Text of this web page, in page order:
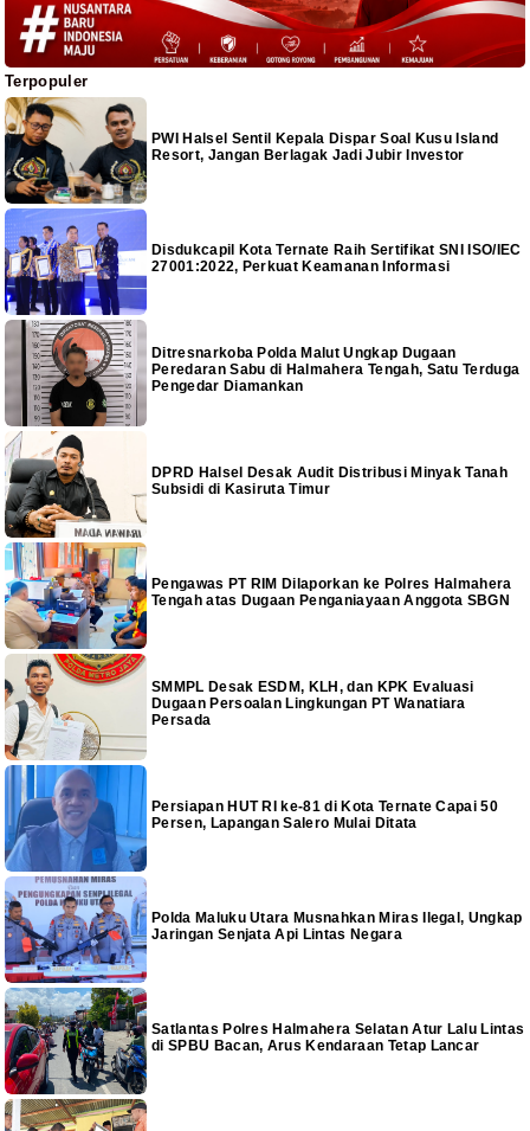
Terpopuler
PWI Halsel Sentil Kepala Dispar Soal Kusu Island
Resort, Jangan Berlagak Jadi Jubir Investor
Disdukcapil Kota Ternate Raih Sertifikat SNI ISO/IEC
27001:2022, Perkuat Keamanan Informasi
Ditresnarkoba Polda Malut Ungkap Dugaan
Peredaran Sabu di Halmahera Tengah, Satu Terduga
Pengedar Diamankan
DPRD Halsel Desak Audit Distribusi Minyak Tanah
Subsidi di Kasiruta Timur
Pengawas PT RIM Dilaporkan ke Polres Halmahera
Tengah atas Dugaan Penganiayaan Anggota SBGN
SMMPL Desak ESDM, KLH, dan KPK Evaluasi
Dugaan Persoalan Lingkungan PT Wanatiara
Persada
Persiapan HUT RI ke-81 di Kota Ternate Capai 50
Persen, Lapangan Salero Mulai Ditata
Polda Maluku Utara Musnahkan Miras Ilegal, Ungkap
Jaringan Senjata Api Lintas Negara
Satlantas Polres Halmahera Selatan Atur Lalu Lintas
di SPBU Bacan, Arus Kendaraan Tetap Lancar